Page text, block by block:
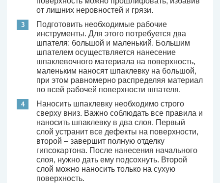
от лишних неровностей и грязи.
Подготовить необходимые рабочие
инструменты. Для этого потребуется два
шпателя: большой и маленький. Большим
шпателем осуществляется нанесение
шпаклевочного материала на поверхность,
маленьким наносят шпаклевку на большой,
при этом равномерно распределяя материал
по всей рабочей поверхности шпателя.
Наносить шпаклевку необходимо строго
сверху вниз. Важно соблюдать все правила и
наносить шпаклевку в два слоя. Первый
слой устранит все дефекты на поверхности,
второй – завершит полную отделку
гипсокартона. После нанесения начального
слоя, нужно дать ему подсохнуть. Второй
слой можно наносить только на сухую
поверхность.